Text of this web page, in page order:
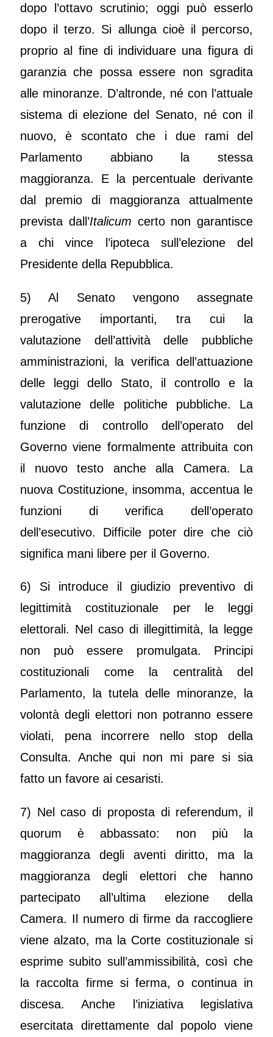
dopo l’ottavo scrutinio; oggi può esserlo
dopo il terzo. Si allunga cioè il percorso,
proprio al fine di individuare una figura di
garanzia che possa essere non sgradita
alle minoranze. D’altronde, né con l’attuale
sistema di elezione del Senato, né con il
nuovo, è scontato che i due rami del
Parlamento abbiano la stessa
maggioranza. E la percentuale derivante
dal premio di maggioranza attualmente
prevista dall’Italicum certo non garantisce
a chi vince l’ipoteca sull’elezione del
Presidente della Repubblica.
5) Al Senato vengono assegnate
prerogative importanti, tra cui la
valutazione dell’attività delle pubbliche
amministrazioni, la verifica dell’attuazione
delle leggi dello Stato, il controllo e la
valutazione delle politiche pubbliche. La
funzione di controllo dell’operato del
Governo viene formalmente attribuita con
il nuovo testo anche alla Camera. La
nuova Costituzione, insomma, accentua le
funzioni di verifica dell’operato
dell’esecutivo. Difficile poter dire che ciò
significa mani libere per il Governo.
6) Si introduce il giudizio preventivo di
legittimità costituzionale per le leggi
elettorali. Nel caso di illegittimità, la legge
non può essere promulgata. Principi
costituzionali come la centralità del
Parlamento, la tutela delle minoranze, la
volontà degli elettori non potranno essere
violati, pena incorrere nello stop della
Consulta. Anche qui non mi pare si sia
fatto un favore ai cesaristi.
7) Nel caso di proposta di referendum, il
quorum è abbassato: non più la
maggioranza degli aventi diritto, ma la
maggioranza degli elettori che hanno
partecipato all’ultima elezione della
Camera. Il numero di firme da raccogliere
viene alzato, ma la Corte costituzionale si
esprime subito sull’ammissibilità, così che
la raccolta firme si ferma, o continua in
discesa. Anche l’iniziativa legislativa
esercitata direttamente dal popolo viene